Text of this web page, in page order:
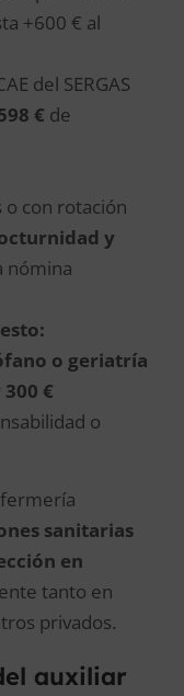
+600 € al
del SERGAS
€ de
o con rotación
y
nómina
o geriatría
300 €
o
sanitarias
en
tanto en
privados.
auxiliar